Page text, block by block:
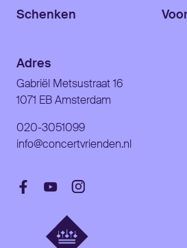
Schenken
Adres
Gabriël Metsustraat 16
1071 EB Amsterdam
020-3051099
info@concertvrienden.nl